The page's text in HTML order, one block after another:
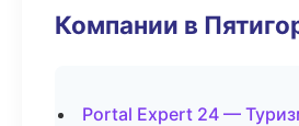
Компании в
Portal Expert 24 —